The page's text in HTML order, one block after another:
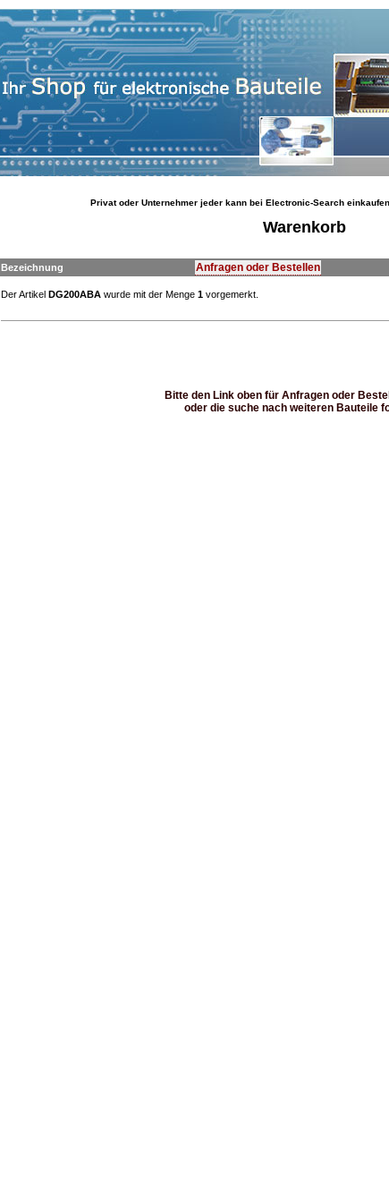
Privat oder Unternehmer jeder kann bei Electronic-Search
Warenkorb
Bezeichnung Anfragen oder Bestellen
Der Artikel DG200ABA wurde mit der Menge 1 vorgemerkt.
Bitte den Link oben für Anfragen oder
oder die suche nach weiteren Bauteile